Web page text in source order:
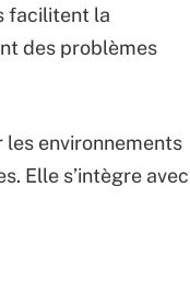
facilitent la
des problèmes
les environnements
Elle s’intègre avec